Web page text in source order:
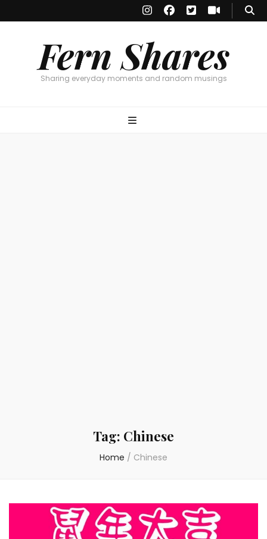
Fern Shares
Sharing everyday moments and random musings
Tag: Chinese
Home / Chinese